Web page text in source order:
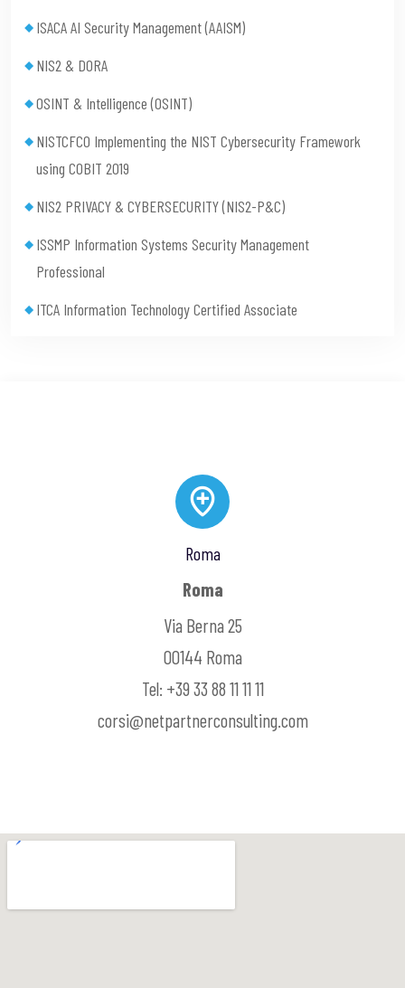
ISACA AI Security Management (AAISM)
NIS2 & DORA
OSINT & Intelligence (OSINT)
NISTCFCO Implementing the NIST Cybersecurity Framework
using COBIT 2019
NIS2 PRIVACY & CYBERSECURITY (NIS2-P&C)
ISSMP Information Systems Security Management
Professional
ITCA Information Technology Certified Associate
Roma
Roma
Via Berna 25
00144 Roma
Tel: +39 33 88 11 11 11
corsi@netpartnerconsulting.com